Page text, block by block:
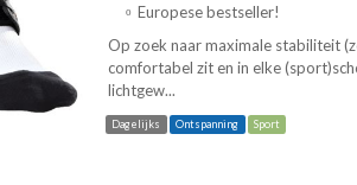
Dagelijks Ontspanning Sport
Europese bestseller!
Op zoek naar maximale stabiliteit
comfortabel zit en in elke
lichtgew...